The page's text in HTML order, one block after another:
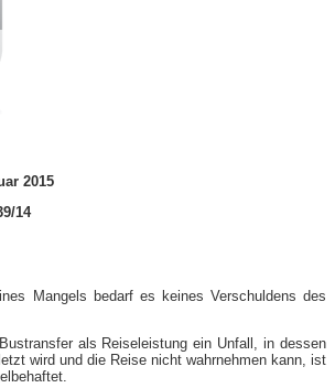
2015
14
Mangels bedarf es keines Verschuldens des
als Reiseleistung ein Unfall, in dessen
wird und die Reise nicht wahrnehmen kann, ist